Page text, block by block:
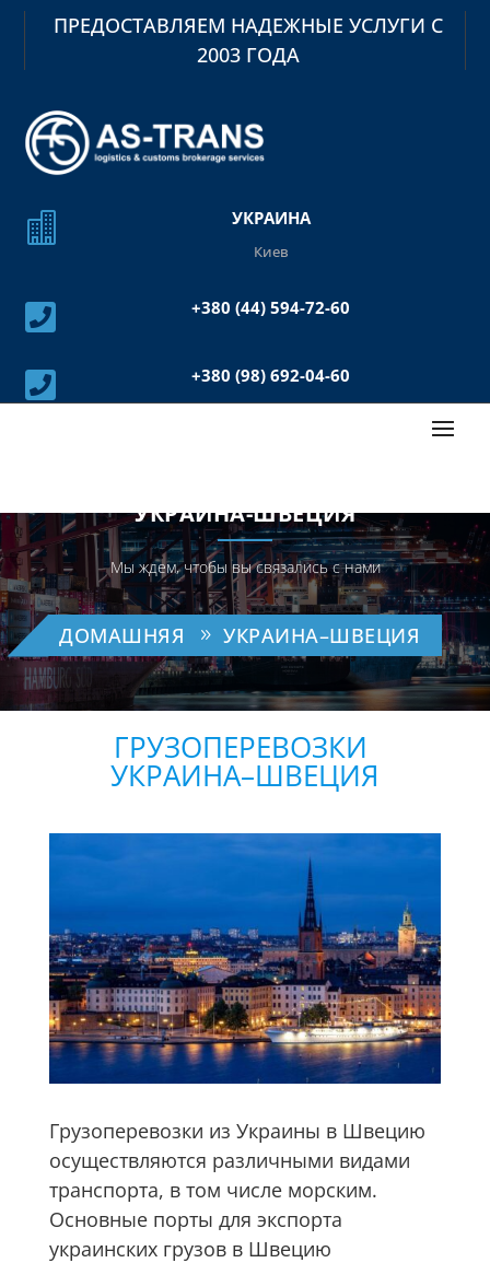
ПРЕДОСТАВЛЯЕМ НАДЕЖНЫЕ УСЛУГИ С
2003 ГОДА
 УКРАИНА
Киев
 +380 (44) 594-72-60
 +380 (98) 692-04-60
УКРАИНА-ШВЕЦИЯ
Мы ждем, чтобы вы связались с нами
ДОМАШНЯЯ УКРАИНА–ШВЕЦИЯ
ГРУЗОПЕРЕВОЗКИ ​​
УКРАИНА–ШВЕЦИЯ
Грузоперевозки из Украины в Швецию
осуществляются различными видами
транспорта, в том числе морским.
Основные порты для экспорта
украинских грузов в Швецию